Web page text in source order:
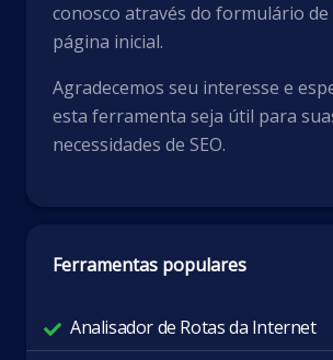
conosco através do formulário
página inicial.
Agradecemos seu interesse e
esta ferramenta seja útil para
necessidades de SEO.
Ferramentas populares
Analisador de Rotas da Internet